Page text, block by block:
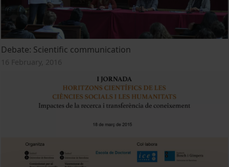
Debate: Scientific communication
16 February, 2016